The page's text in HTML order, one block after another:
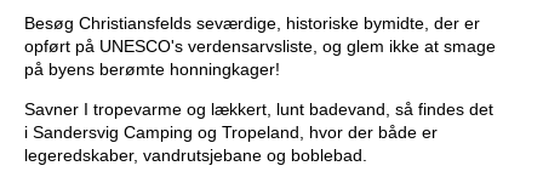
Besøg Christiansfelds seværdige, historiske bymidte, der er
opført på UNESCO's verdensarvsliste, og glem ikke at smage
på byens berømte honningkager!
Savner I tropevarme og lækkert, lunt badevand, så findes det
i Sandersvig Camping og Tropeland, hvor der både er
legeredskaber, vandrutsjebane og boblebad.